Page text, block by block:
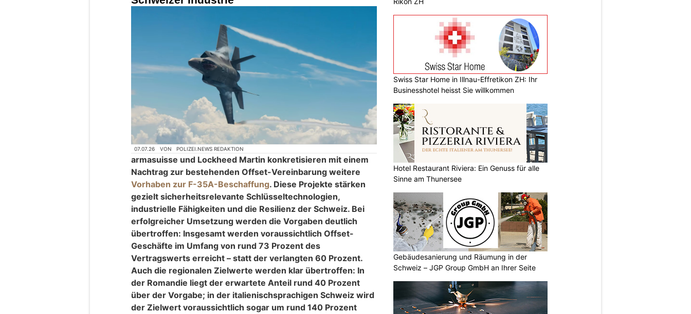
07.07.26 VON POLIZEI.NEWS REDAKTION
armasuisse und Lockheed Martin konkretisieren mit einem
Nachtrag zur bestehenden Offset-Vereinbarung weitere
Vorhaben zur F-35A-Beschaffung. Diese Projekte stärken
gezielt sicherheitsrelevante Schlüsseltechnologien,
industrielle Fähigkeiten und die Resilienz der Schweiz. Bei
erfolgreicher Umsetzung werden die Vorgaben deutlich
übertroffen: Insgesamt werden voraussichtlich Offset-
Geschäfte im Umfang von rund 73 Prozent des
Vertragswerts erreicht – statt der verlangten 60 Prozent.
Auch die regionalen Zielwerte werden klar übertroffen: In
der Romandie liegt der erwartete Anteil rund 40 Prozent
über der Vorgabe; in der italienischsprachigen Schweiz wird
der Zielwert voraussichtlich sogar um rund 140 Prozent
Swiss Star Home in Illnau-Effretikon ZH: Ihr
Businesshotel heisst Sie willkommen
Hotel Restaurant Riviera: Ein Genuss für alle
Sinne am Thunersee
Gebäudesanierung und Räumung in der
Schweiz – JGP Group GmbH an Ihrer Seite